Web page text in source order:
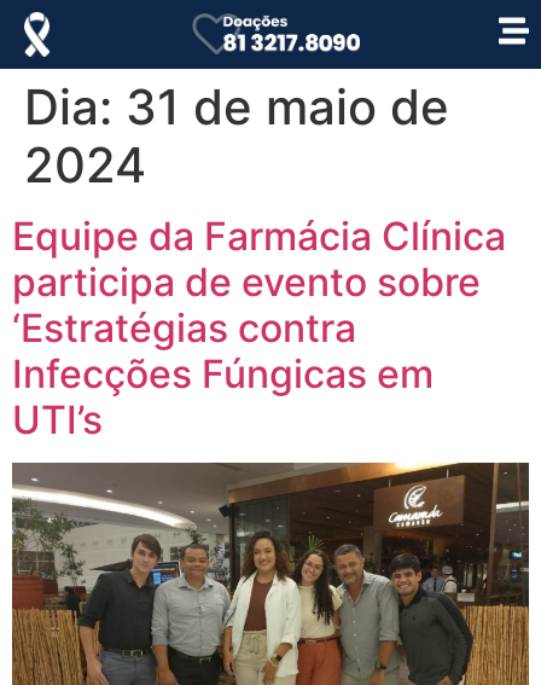
Dia: 31 de maio de
2024
Equipe da Farmácia Clínica
participa de evento sobre
‘Estratégias contra
Infecções Fúngicas em
UTI’s